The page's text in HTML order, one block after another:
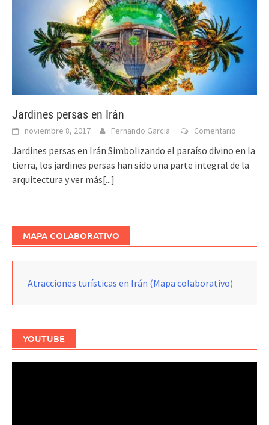
Jardines persas en Irán
noviembre 8, 2017 Fernando Garcia Comentario
Jardines persas en Irán Simbolizando el paraíso divino en la
tierra, los jardines persas han sido una parte integral de la
arquitectura yver más[...]
MAPA COLABORATIVO
Atracciones turísticas en Irán (Mapa colaborativo)
YOUTUBE